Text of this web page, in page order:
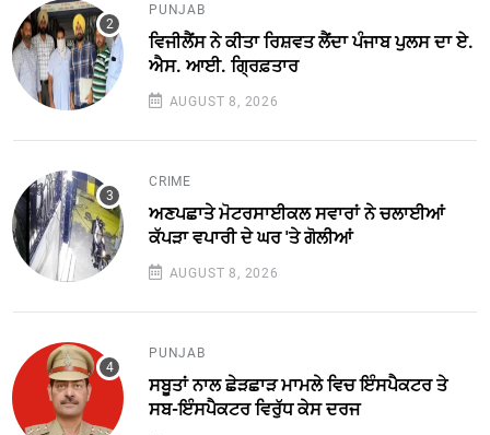
PUNJAB
ਵਿਜੀਲੈਂਸ ਨੇ ਕੀਤਾ ਰਿਸ਼ਵਤ ਲੈਂਦਾ ਪੰਜਾਬ ਪੁਲਸ ਦਾ ਏ.
ਐਸ. ਆਈ. ਗ੍ਰਿਫ਼ਤਾਰ
AUGUST 8, 2026
CRIME
ਅਣਪਛਾਤੇ ਮੋਟਰਸਾਈਕਲ ਸਵਾਰਾਂ ਨੇ ਚਲਾਈਆਂ
ਕੱਪੜਾ ਵਪਾਰੀ ਦੇ ਘਰ 'ਤੇ ਗੋਲੀਆਂ
AUGUST 8, 2026
PUNJAB
ਸਬੂਤਾਂ ਨਾਲ ਛੇੜਛਾੜ ਮਾਮਲੇ ਵਿਚ ਇੰਸਪੈਕਟਰ ਤੇ
ਸਬ-ਇੰਸਪੈਕਟਰ ਵਿਰੁੱਧ ਕੇਸ ਦਰਜ